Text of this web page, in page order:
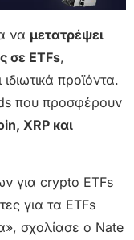
να μετατρέψει
σε ETFs,
προϊόντα.
που προσφέρουν
XRP και
για crypto ETFs
για τα ETFs
σχολίασε ο Nate